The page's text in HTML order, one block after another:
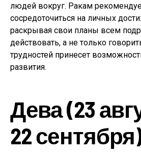
людей вокруг. Ракам
сосредоточиться на личных
раскрывая свои планы всем
действовать, а не только
трудностей принесет
развития.
Дева (23
22